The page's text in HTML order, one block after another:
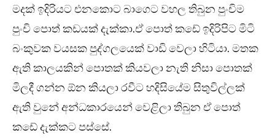
මදක් ඉදිරියට එනකොට බාගෙට වහල තිබුන පුංචිම
පුංචි පොත් කඩයක් දැක්කා.ඒ පොත් කඩේ ඉදිරිපිට මිටි
බංකුවක වයසක පුද්ගලයෙක් වාඩි වෙලා හිටියා. මතක
ඇති කාලයකින් පොතක් කියවලා නැති නිසා පොතක්
මිලදී ගන්න ඕන කියලා රවීට හදිසියේම සිතුවිල්ලක්
ඇති වුනේ අන්ධකාරයෙන් වෙළිලා තිබුන ඒ පොත්
කඩේ දැක්කට පස්සේ.